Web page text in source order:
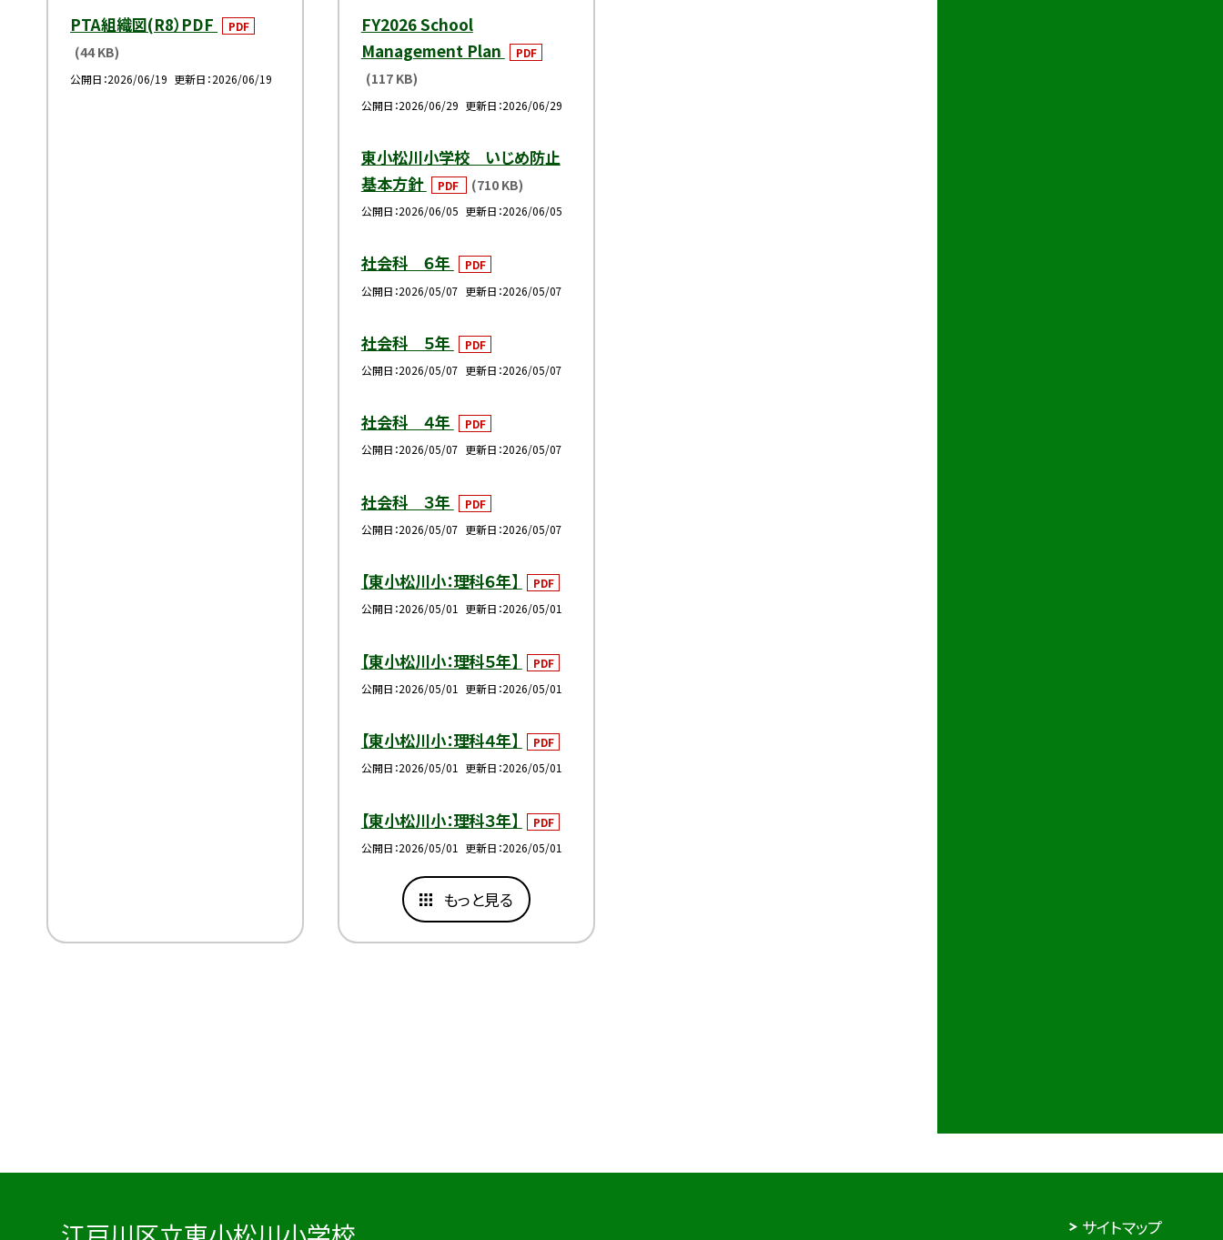
PTA組織図(R8）PDF PDF
(44 KB)
公開日 2026/06/19 更新日 2026/06/19
FY2026 School
Management Plan
PDF
(117 KB)
公開日 2026/06/29 更新日 2026/06/29
東小松川小学校 いじめ防止
基本方針
PDF (710 KB)
公開日 2026/06/05 更新日 2026/06/05
社会科 ６年
PDF
公開日 2026/05/07 更新日 2026/05/07
社会科 ５年
PDF
公開日 2026/05/07 更新日 2026/05/07
社会科 ４年
PDF
公開日 2026/05/07 更新日 2026/05/07
社会科 ３年
PDF
公開日 2026/05/07 更新日 2026/05/07
【東小松川小：理科６年】
PDF
公開日 2026/05/01 更新日 2026/05/01
【東小松川小：理科５年】
PDF
公開日 2026/05/01 更新日 2026/05/01
【東小松川小：理科４年】
PDF
公開日 2026/05/01 更新日 2026/05/01
【東小松川小：理科３年】
PDF
公開日 2026/05/01 更新日 2026/05/01
もっと見る
サイトマップ